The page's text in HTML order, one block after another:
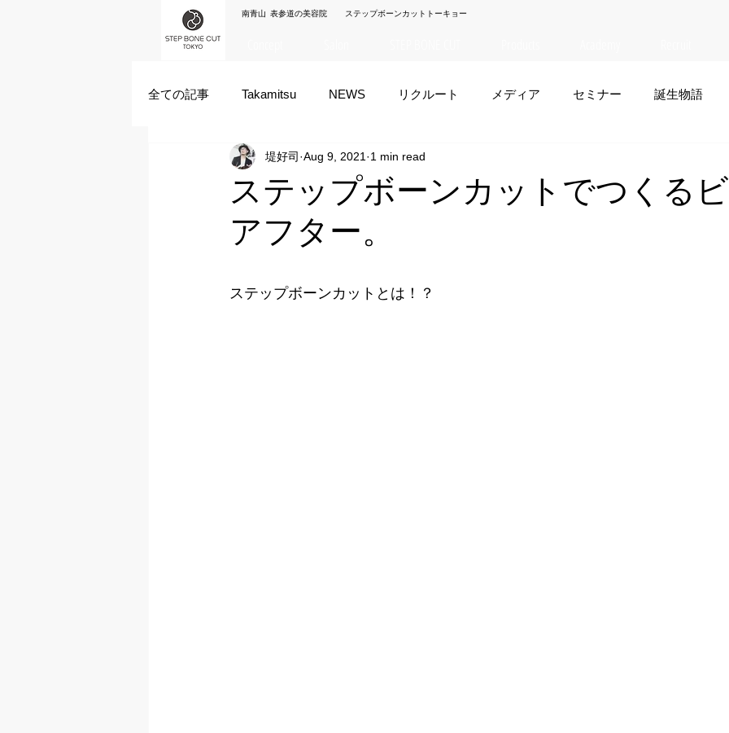
南青山 表参道の美容院 ステップボーンカットトーキョー
全ての記事 Takamitsu NEWS リクルート メディア セミナー 誕生物語
Akane Kanda HAYATO 夏菜 TAISEI
ズシヒロヤ 竹原拓摩
ステップボーンカットでつくる
アフター。
堤好司 Aug 9, 2021 1 min read
ステップボーンカットとは！？